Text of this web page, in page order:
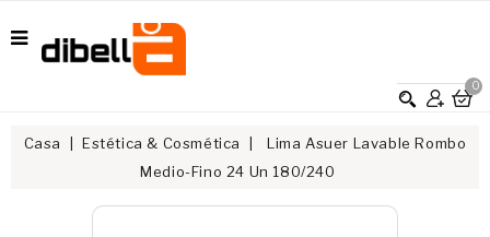
0
Casa Estética & Cosmética
Lima Asuer Lavable Rombo
Medio-Fino 24 Un 180/240